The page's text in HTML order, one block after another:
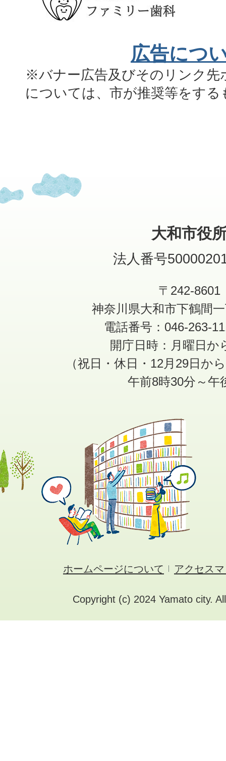
広告につ
※バナー広告及びそのリンク先
については、市が推奨等をす
大和市役
法人番号
〒242-8601
神奈川県大和市下鶴間
電話番号：046-263-
開庁日時：月曜日か
（祝日・休日・12月29日か
午前8時30分～午
ホームページについて アクセス
Copyright (c) 2024 Yamato city.